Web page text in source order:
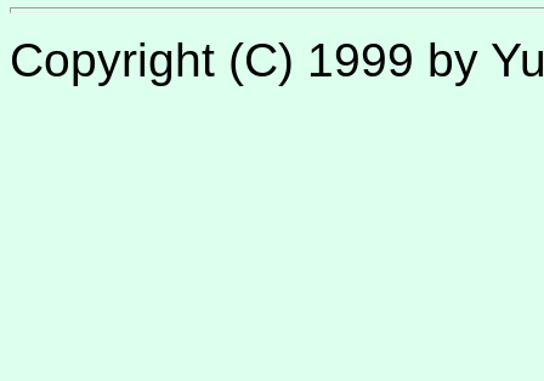
Copyright (C) 1999 by